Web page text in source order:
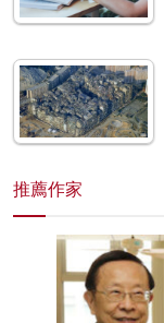
推薦作家